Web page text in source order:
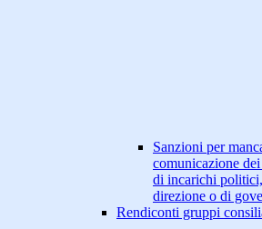
Sanzioni per
comunicazione
di incarichi
direzione o di
Rendiconti gruppi